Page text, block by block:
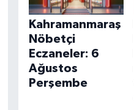
Kahramanmaraş
Nöbetçi
Eczaneler: 6
Ağustos
Perşembe